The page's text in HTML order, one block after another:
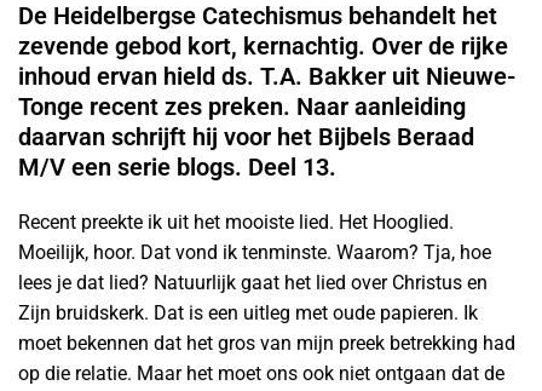
De Heidelbergse Catechismus behandelt het
zevende gebod kort, kernachtig. Over de rijke
inhoud ervan hield ds. T.A. Bakker uit Nieuwe-
Tonge recent zes preken. Naar aanleiding
daarvan schrijft hij voor het Bijbels Beraad
M/V een serie blogs. Deel 13.
Recent preekte ik uit het mooiste lied. Het Hooglied.
Moeilijk, hoor. Dat vond ik tenminste. Waarom? Tja, hoe
lees je dat lied? Natuurlijk gaat het lied over Christus en
Zijn bruidskerk. Dat is een uitleg met oude papieren. Ik
moet bekennen dat het gros van mijn preek betrekking had
op die relatie. Maar het moet ons ook niet ontgaan dat de